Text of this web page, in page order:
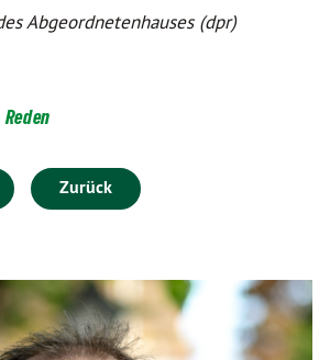
Abgeordnetenhauses (dpr)
Reden
Zurück